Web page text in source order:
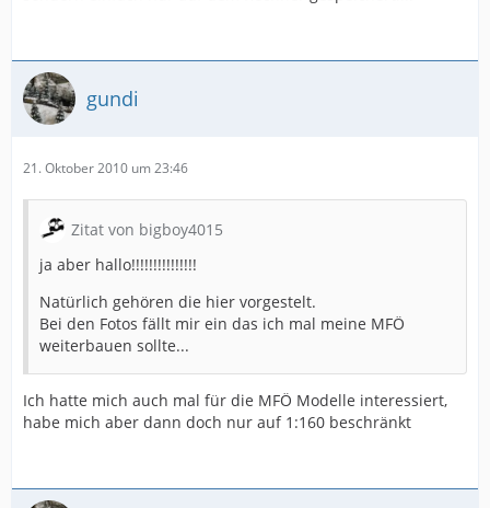
gundi
21. Oktober 2010 um 23:46
Zitat von bigboy4015
ja aber hallo!!!!!!!!!!!!!!!
Natürlich gehören die hier vorgestelt.
Bei den Fotos fällt mir ein das ich mal meine MFÖ
weiterbauen sollte...
Ich hatte mich auch mal für die MFÖ Modelle interessiert,
habe mich aber dann doch nur auf 1:160 beschränkt